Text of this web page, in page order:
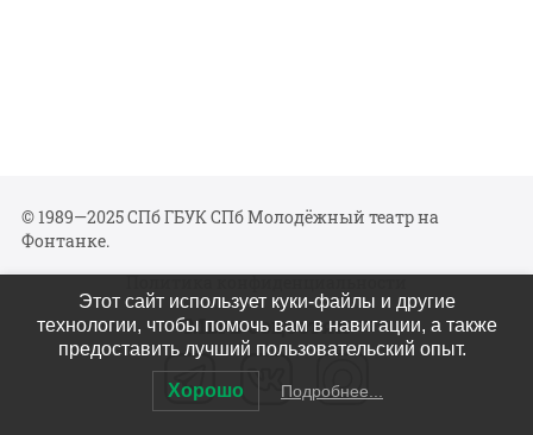
© 1989—2025 СПб ГБУК СПб Молодёжный театр на
Фонтанке.
Политика конфиденциальности
Мы в соцсетях
Этот сайт использует куки-файлы и другие
технологии, чтобы помочь вам в навигации, а также
предоставить лучший пользовательский опыт.
Хорошо Подробнее...